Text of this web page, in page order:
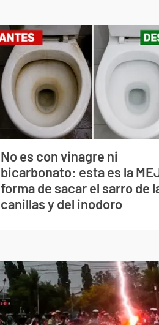
No es con vinagre ni
bicarbonato: esta es la
forma de sacar el sarro de
canillas y del inodoro